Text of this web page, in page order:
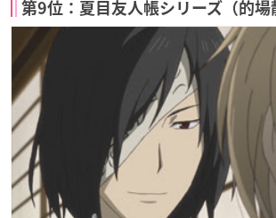
第9位：夏目友人帳シリーズ（的